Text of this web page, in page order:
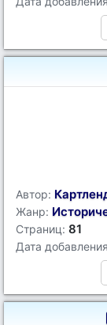
Автор:
Жанр:
Страниц: 81
Дата